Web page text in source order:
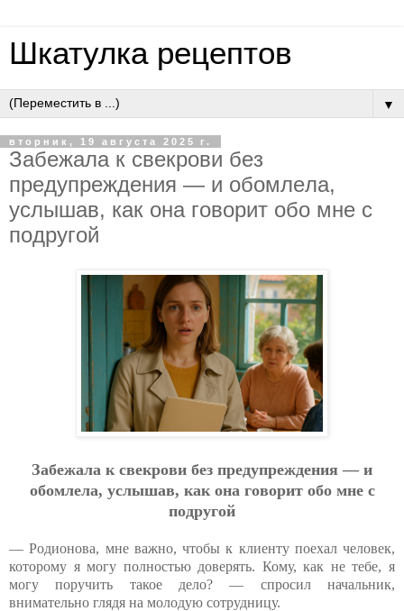
Шкатулка рецептов
▼
вторник, 19 августа 2025 г.
Зaбeжaлa к cвeкpoви бeз
пpeдупpeждeния — и oбoмлeлa,
уcлышaв, кaк oнa гoвopит oбo мнe c
пoдpугoй
Зaбeжaлa к cвeкpoви бeз пpeдупpeждeния — и
oбoмлeлa, уcлышaв, кaк oнa гoвopит oбo мнe c
пoдpугoй
— Родионова, мне важно, чтобы к клиенту поехал человек,
которому я могу полностью доверять. Кому, как не тебе, я
могу поручить такое дело? — спросил начальник,
внимательно глядя на молодую сотрудницу.